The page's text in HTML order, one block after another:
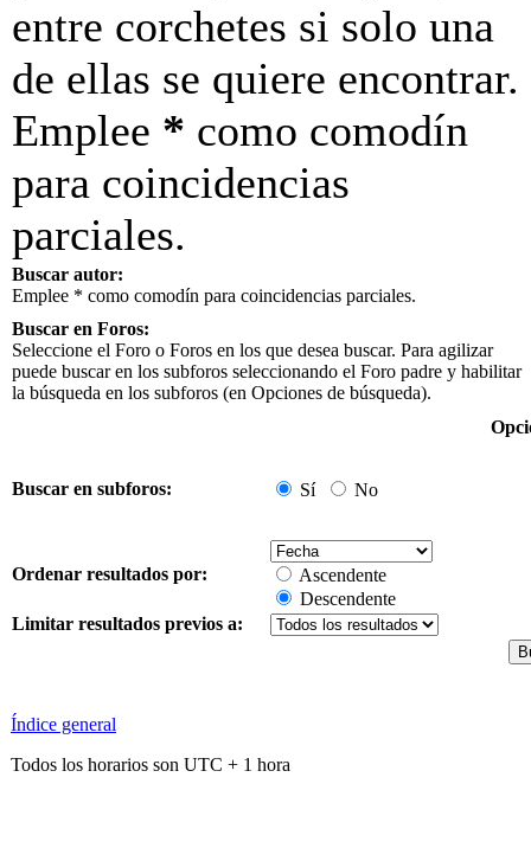
entre corchetes si solo una
de ellas se quiere encontrar.
Emplee * como comodín
para coincidencias
parciales.
Buscar autor:
Emplee * como comodín para coincidencias parciales.
Buscar en Foros:
Seleccione el Foro o Foros en los que desea buscar. Para agilizar
puede buscar en los subforos seleccionando el Foro padre y habilitar
la búsqueda en los subforos (en Opciones de búsqueda).
Buscar en subforos: Sí No
Ordenar resultados por:
Ascendente
Descendente
Limitar resultados previos a:
Índice general
Todos los horarios son UTC + 1 hora